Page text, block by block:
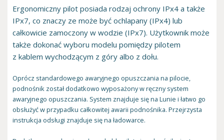
Ergonomiczny pilot posiada rodzaj ochrony IPx4 a także
IPx7, co znaczy ze może być ochlapany (IPx4) lub
całkowicie zamoczony w wodzie (IPx7). Użytkownik może
także dokonać wyboru modelu pomiędzy pilotem
z kablem wychodzącym z góry albo z dołu.
Oprócz standardowego awaryjnego opuszczania na pilocie,
podnośnik został dodatkowo wyposażony w ręczny system
awaryjnego opuszczania. System znajduje się na Lunie i łatwo go
obsłużyć w przypadku całkowitej awarii podnośnika. Przejrzysta
instrukcja odsługi znajduje się na ładowarce.